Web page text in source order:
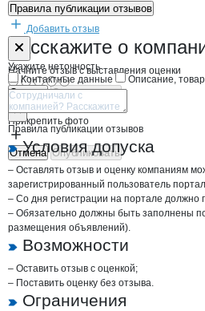
Правила публикации отзывов
Добавить отзыв
Расскажите о
Начните отзыв с выставления оценки
Прикрепить фото
Отмена Опубликовать
Форма обратной
Укажите неточность
Контактные данные
Описание,
Отмена Опубликовать
Правила публикации отзывов
Условия допуска
– Оставлять отзыв и оценку компаниям
зарегистрированный пользователь
– Со дня регистрации на портале должно
– Обязательно должны быть заполнены
размещения объявлений).
Возможности
– Оставить отзыв с оценкой;
– Поставить оценку без отзыва.
Ограничения